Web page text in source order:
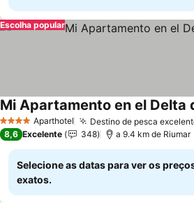
Escolha popular
4 EstrelasAparthotel Destino de pesca
Mi Apartamento en el Delta
8,6 Excelente 348 a 9.4 km de Riumar
Selecione as datas para ver os
exatos.